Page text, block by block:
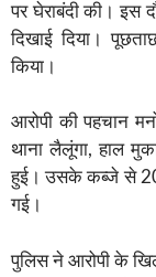
पर घेराबंदी की। इस
दिखाई दिया।
किया।
आरोपी की पहचान
थाना लैलूंगा, हाल
हुई। उसके कब्जे से 20
गई।
पुलिस ने आरोपी के